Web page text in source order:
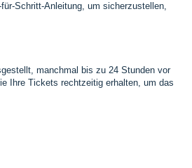
Schritt-Anleitung, um sicherzustellen,
manchmal bis zu 24 Stunden vor
Ihre Tickets rechtzeitig erhalten, um das